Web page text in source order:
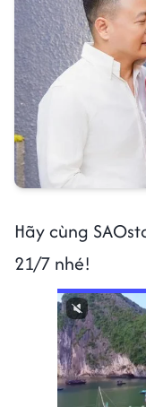
Hãy cùng
21/7 nhé!